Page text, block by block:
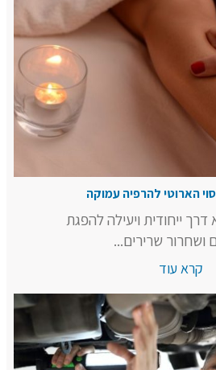
הארוטי להרפיה עמוקה
דרך ייחודית ויעילה להפגת
ושחרור שרירים...
קרא עוד